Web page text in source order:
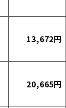
13,672円
20,665円